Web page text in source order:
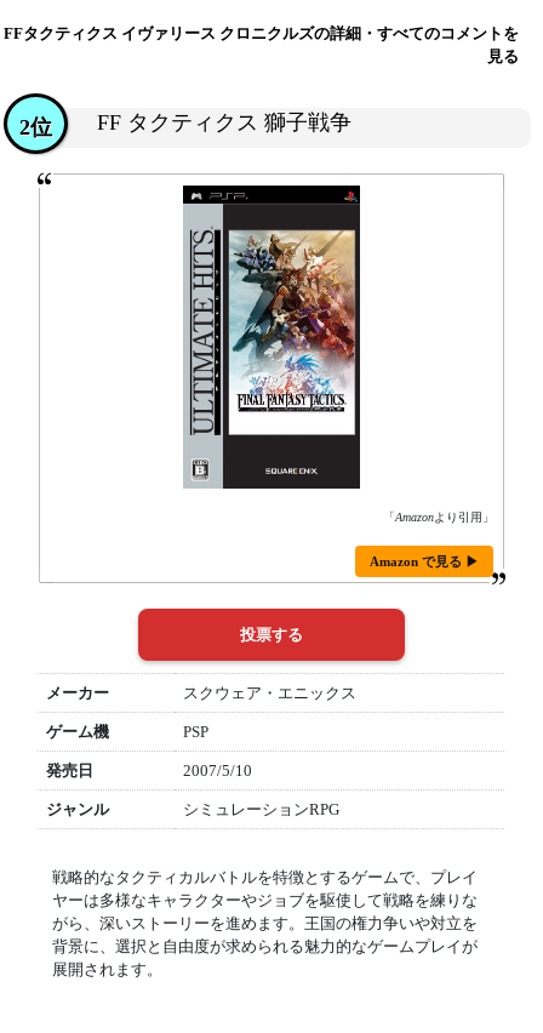
FFタクティクス イヴァリース クロニクルズの詳細・すべてのコメントを
見る
FF タクティクス 獅子戦争
2位
「Amazonより引用」
Amazon で見る ▶
メーカー スクウェア・エニックス
ゲーム機 PSP
発売日 2007/5/10
ジャンル シミュレーションRPG
戦略的なタクティカルバトルを特徴とするゲームで、プレイ
ヤーは多様なキャラクターやジョブを駆使して戦略を練りな
がら、深いストーリーを進めます。王国の権力争いや対立を
背景に、選択と自由度が求められる魅力的なゲームプレイが
展開されます。